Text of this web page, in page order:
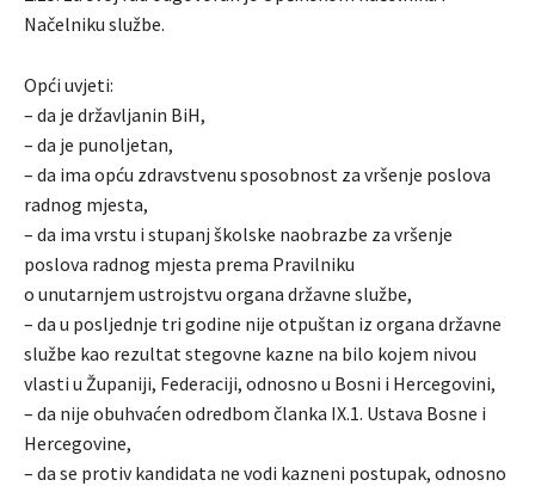
Načelniku službe.
Opći uvjeti:
– da je državljanin BiH,
– da je punoljetan,
– da ima opću zdravstvenu sposobnost za vršenje poslova
radnog mjesta,
– da ima vrstu i stupanj školske naobrazbe za vršenje
poslova radnog mjesta prema Pravilniku
o unutarnjem ustrojstvu organa državne službe,
– da u posljednje tri godine nije otpuštan iz organa državne
službe kao rezultat stegovne kazne na bilo kojem nivou
vlasti u Županiji, Federaciji, odnosno u Bosni i Hercegovini,
– da nije obuhvaćen odredbom članka IX.1. Ustava Bosne i
Hercegovine,
– da se protiv kandidata ne vodi kazneni postupak, odnosno